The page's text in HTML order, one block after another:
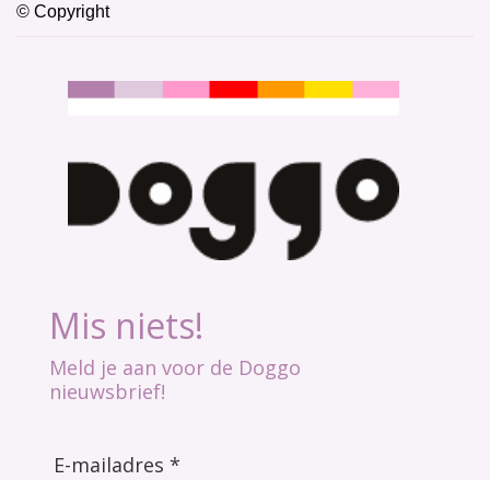
© Copyright
Mis niets!
Meld je aan voor de Doggo
nieuwsbrief!
E-mailadres *